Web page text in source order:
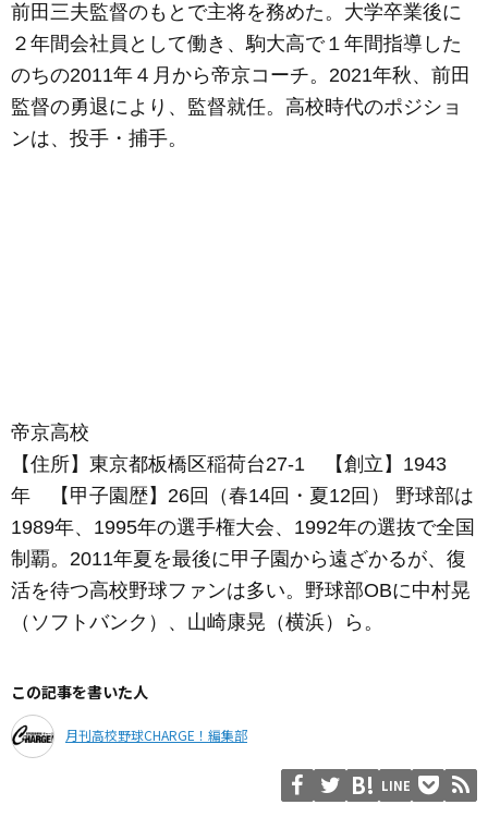
前田三夫監督のもとで主将を務めた。大学卒業後に
２年間会社員として働き、駒大高で１年間指導した
のちの2011年４月から帝京コーチ。2021年秋、前田
監督の勇退により、監督就任。高校時代のポジショ
ンは、投手・捕手。
帝京高校
【住所】東京都板橋区稲荷台27-1 【創立】1943
年 【甲子園歴】26回（春14回・夏12回） 野球部は
1989年、1995年の選手権大会、1992年の選抜で全国
制覇。2011年夏を最後に甲子園から遠ざかるが、復
活を待つ高校野球ファンは多い。野球部OBに中村晃
（ソフトバンク）、山崎康晃（横浜）ら。
この記事を書いた人
月刊高校野球CHARGE！編集部
LINE